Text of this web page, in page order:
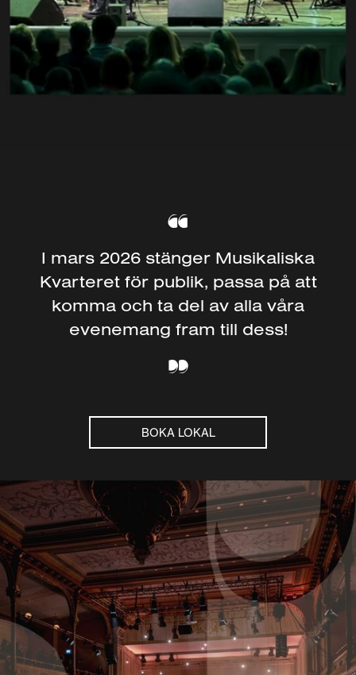
“
I mars 2026 stänger Musikaliska
Kvarteret för publik, passa på att
komma och ta del av alla våra
evenemang fram till dess!
”
BOKA LOKAL